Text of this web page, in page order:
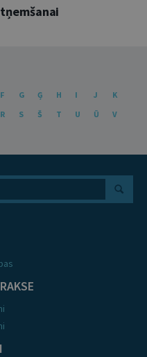
F G Ģ H I J
K
R S Š T U Ū
V